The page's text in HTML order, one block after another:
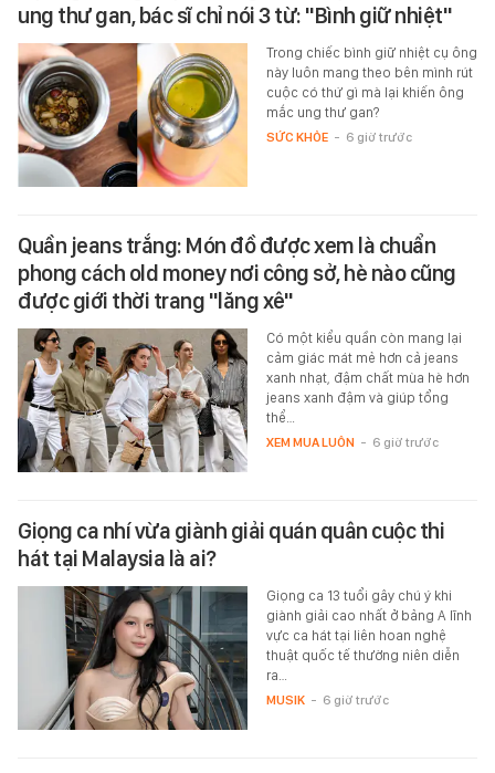
ung thư gan, bác sĩ chỉ nói 3 từ: "Bình giữ nhiệt"
Trong chiếc bình giữ nhiệt cụ ông
này luôn mang theo bên mình rút
cuộc có thứ gì mà lại khiến ông
mắc ung thư gan?
SỨC KHỎE - 6 giờ trước
Quần jeans trắng: Món đồ được xem là chuẩn
phong cách old money nơi công sở, hè nào cũng
được giới thời trang "lăng xê"
Có một kiểu quần còn mang lại
cảm giác mát mẻ hơn cả jeans
xanh nhạt, đậm chất mùa hè hơn
jeans xanh đậm và giúp tổng
thể…
XEM MUA LUÔN - 6 giờ trước
Giọng ca nhí vừa giành giải quán quân cuộc thi
hát tại Malaysia là ai?
Giọng ca 13 tuổi gây chú ý khi
giành giải cao nhất ở bảng A lĩnh
vực ca hát tại liên hoan nghệ
thuật quốc tế thường niên diễn
ra…
MUSIK - 6 giờ trước